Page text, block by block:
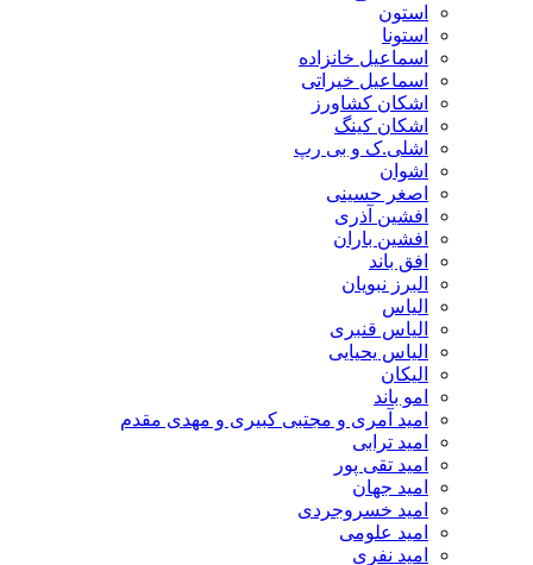
استون
استونا
اسماعیل خانزاده
اسماعیل خیراتی
اشکان کشاورز
اشکان کینگ
اشلی.ک و بی رپ
اشوان
اصغر حسینی
افشین آذری
افشین باران
افق باند
البرز نبویان
الیاس
الیاس قنبرى
الیاس یحیایی
الیکان
امو باند
امید آمری و مجتبی کبیری و مهدى مقدم
امید ترابی
امید تقی پور
امید جهان
امید خسروجردی
امید علومی
امید نفری